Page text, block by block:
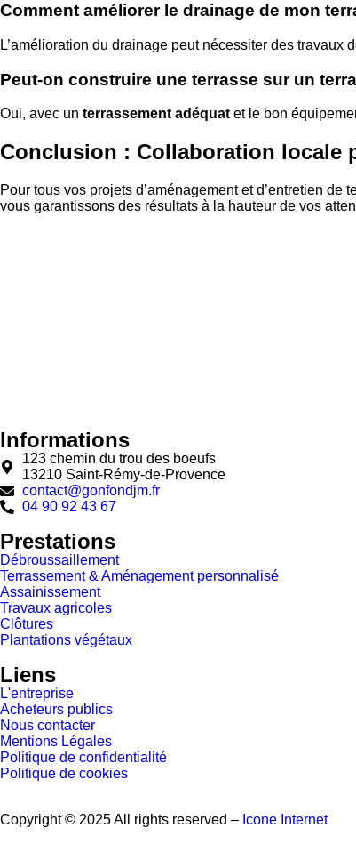
Comment améliorer le drainage de mon
L’amélioration du drainage peut nécessiter des travaux
Peut-on construire une terrasse sur un
Oui, avec un terrassement adéquatet le bon
Conclusion : Collaboration locale
Pour tous vos projets d’aménagement et d’entretien
vous garantissons des résultats à la hauteur de vos
Informations
123 chemin du trou des boeufs
13210 Saint-Rémy-de-Provence
contact@gonfondjm.fr
04 90 92 43 67
Prestations
Débroussaillement
Terrassement & Aménagement personnalisé
Assainissement
Travaux agricoles
Clôtures
Plantations végétaux
Liens
L'entreprise
Acheteurs publics
Nous contacter
Mentions Légales
Politique de confidentialité
Politique de cookies
Copyright © 2025 All rights reserved – Icone Internet